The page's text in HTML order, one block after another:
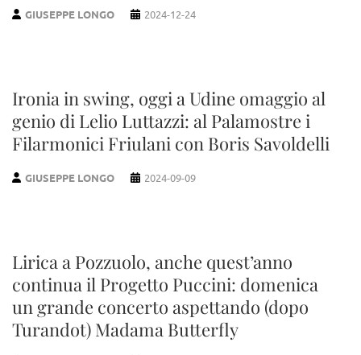
GIUSEPPE LONGO 2024-12-24
Ironia in swing, oggi a Udine omaggio al
genio di Lelio Luttazzi: al Palamostre i
Filarmonici Friulani con Boris Savoldelli
GIUSEPPE LONGO 2024-09-09
Lirica a Pozzuolo, anche quest’anno
continua il Progetto Puccini: domenica
un grande concerto aspettando (dopo
Turandot) Madama Butterfly